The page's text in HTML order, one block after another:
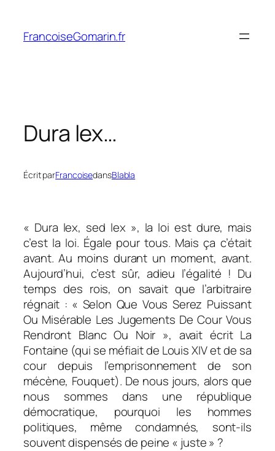
contenu
FrancoiseGomarin.fr
Dura lex…
Écrit parFrancoisedansBlabla
« Dura lex, sed lex », la loi est dure, mais
c’est la loi. Égale pour tous. Mais ça c’était
avant. Au moins durant un moment, avant.
Aujourd’hui, c’est sûr, adieu l’égalité ! Du
temps des rois, on savait que l’arbitraire
régnait : « Selon Que Vous Serez Puissant
Ou Misérable Les Jugements De Cour Vous
Rendront Blanc Ou Noir », avait écrit La
Fontaine (qui se méfiait de Louis XIV et de sa
cour depuis l’emprisonnement de son
mécène, Fouquet). De nous jours, alors que
nous sommes dans une république
démocratique, pourquoi les hommes
politiques, même condamnés, sont-ils
souvent dispensés de peine « juste » ?